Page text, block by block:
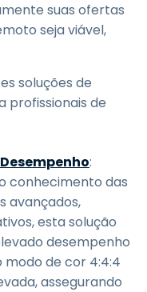
suas ofertas
seja viável,
soluções de
profissionais de
:
conhecimento das
avançados,
esta solução
desempenho
de cor 4:4:4
assegurando